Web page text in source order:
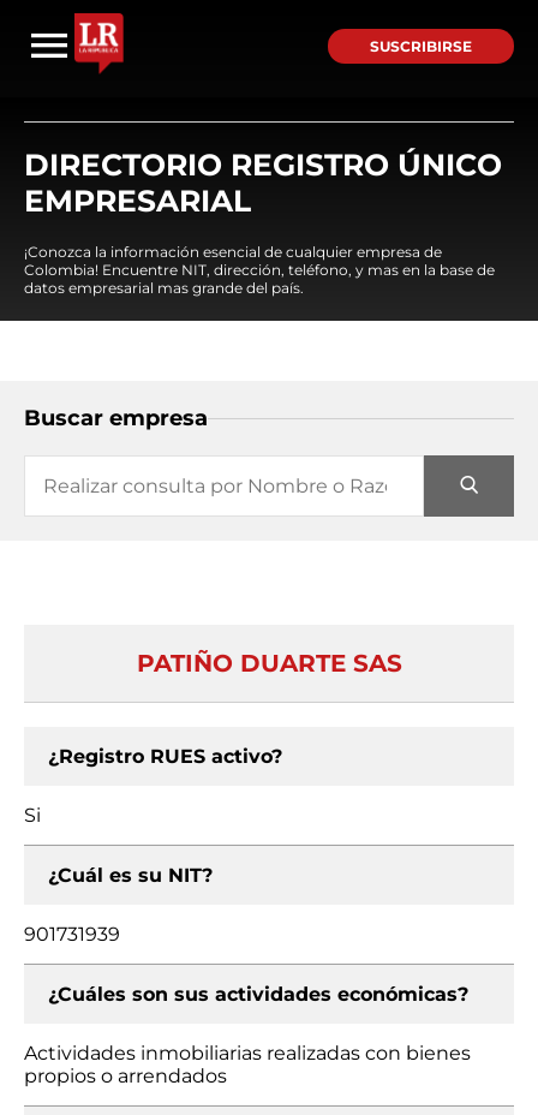
SUSCRIBIRSE
DIRECTORIO REGISTRO ÚNICO
EMPRESARIAL
¡Conozca la información esencial de cualquier empresa de
Colombia! Encuentre NIT, dirección, teléfono, y mas en la base de
datos empresarial mas grande del país.
Buscar empresa
PATIÑO DUARTE SAS
¿Registro RUES activo?
Si
¿Cuál es su NIT?
901731939
¿Cuáles son sus actividades económicas?
Actividades inmobiliarias realizadas con bienes
propios o arrendados